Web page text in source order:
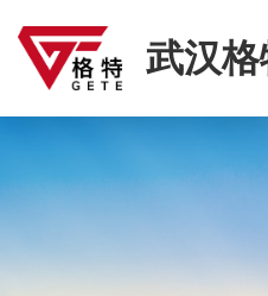
武汉